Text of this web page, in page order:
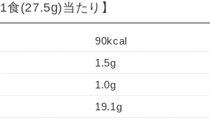
1食(27.5g)当たり】
90kcal
1.5g
1.0g
19.1g